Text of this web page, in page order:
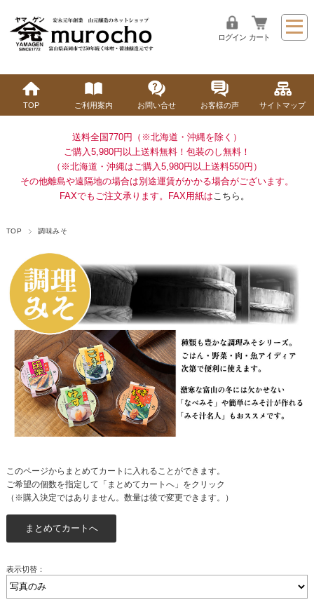
ログイン カート
TOP ご利用案内 お問い合せ お客様の声 サイトマップ
送料全国770円（※北海道・沖縄を除く）
ご購入5,980円以上送料無料！ 包装のし無料！
（※北海道・沖縄はご購入5,980円以上送料550円）
その他離島や遠隔地の場合は別途運賃がかかる場合がございます。
FAXでもご注文承ります。FAX用紙は こちら 。
TOP 調味みそ
このページからまとめてカートに入れることができます。
ご希望の個数を指定して「まとめてカートへ」をクリック
（※購入決定ではありません。数量は後で変更できます。）
表示切替：